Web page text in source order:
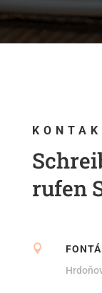
rufen
